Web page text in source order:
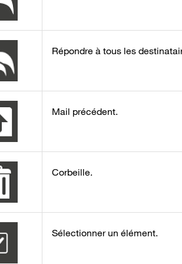
Répondre à tous les
Mail précédent.
Corbeille.
Sélectionner un élément.